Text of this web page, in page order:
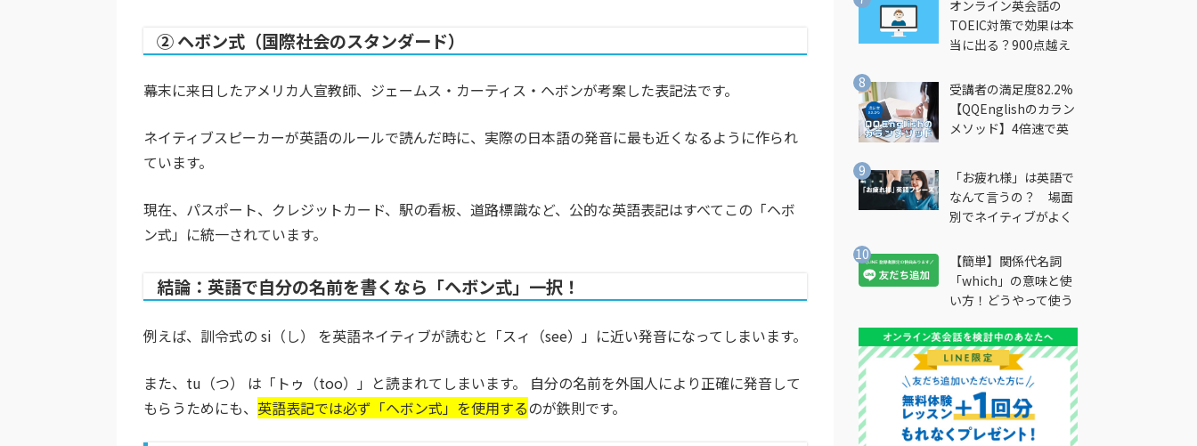
② ヘボン式（国際社会のスタンダード）
幕末に来日したアメリカ人宣教師、ジェームス・カーティス・ヘボンが考案した表記法です。
ネイティブスピーカーが英語のルールで読んだ時に、 実際の日本語の発音に最も近くなるように作られ
ています。
現在、パスポート、クレジットカード、駅の看板、道路標識など、 公的な英語表記はすべてこの「ヘボ
ン式」に統一されています。
結論：英語で自分の名前を書くなら「ヘボン式」一択！
例えば、訓令式の si（し） を英語ネイティブが読むと「スィ（see）」に近い発音になってしまいます。
また、 tu（つ）
は「トゥ（too）」と読まれてしまいます。 自分の名前を外国人により正確に発音して
もらうためにも、 英語表記では必ず「ヘボン式」を使用するのが鉄則です。
オンライン英会話の
TOEIC対策で効果は本
当に出る？900点越え
受講者の満足度82.2%
【QQEnglishのカラン
メソッド】4倍速で英
法とは？
「お疲れ様」は英語で
なんて言うの？ 場面
別でネイティブがよく
説
【簡単】関係代名詞
「which」の意味と使
い方！どうやって使う